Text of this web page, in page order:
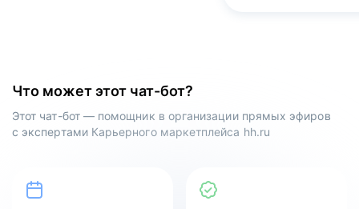
Что может этот чат-бот?
Этот чат-бот — помощник в организации прямых эфиров
с экспертами Карьерного маркетплейса hh.ru